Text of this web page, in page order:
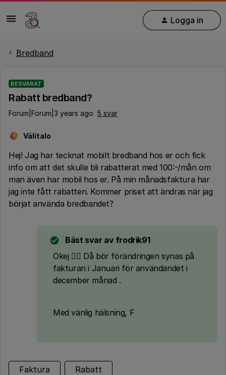
Logga in
Bredband
BESVARAT
Rabatt bredband?
Forum|Forum|3 years ago 5 svar
V Välitalo
Hej! Jag har tecknat mobilt bredband hos er och fick
info om att det skulle bli rabatterat med 100:-/mån om
man även har mobil hos er. På min månadsfaktura har
jag inte fått rabatten. Kommer priset att ändras när jag
börjat använda bredbandet?
Bäst svar av frodrik91
Okej 👍🏻 Då bör förändringen synas på
fakturan i Januari för användandet i
december månad .
Med vänlig hälsning, F
Faktura Rabatt